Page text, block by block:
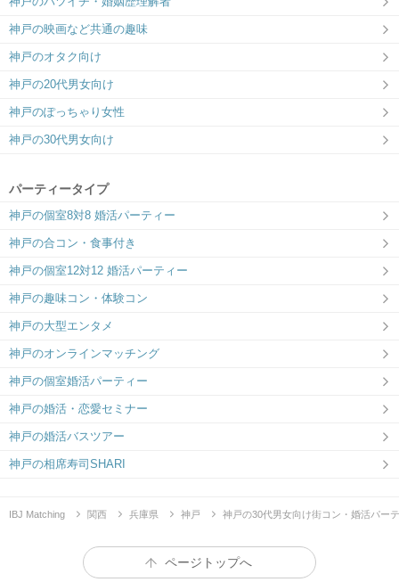
神戸の映画など共通の趣味
神戸のオタク向け
神戸の20代男女向け
神戸のぽっちゃり女性
神戸の30代男女向け
パーティータイプ
神戸の個室8対8 婚活パーティー
神戸の合コン・食事付き
神戸の個室12対12 婚活パーティー
神戸の趣味コン・体験コン
神戸の大型エンタメ
神戸のオンラインマッチング
神戸の個室婚活パーティー
神戸の婚活・恋愛セミナー
神戸の婚活バスツアー
神戸の相席寿司SHARI
IBJ Matching 関西 兵庫県 神戸 神戸の30代男女向け街コン・婚活パー
ページトップへ